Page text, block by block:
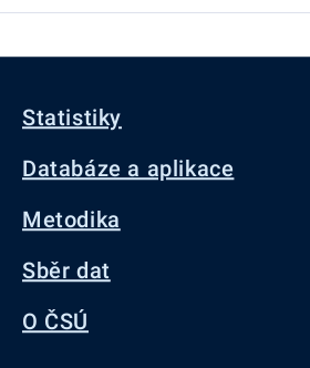
Statistiky
Databáze a aplikace
Metodika
Sběr dat
O ČSÚ